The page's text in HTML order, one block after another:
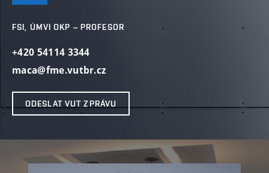
FSI, ÚMVI OKP – PROFESOR
+420 54114 3344
maca@fme.vutbr.cz
ODESLAT VUT ZPRÁVU